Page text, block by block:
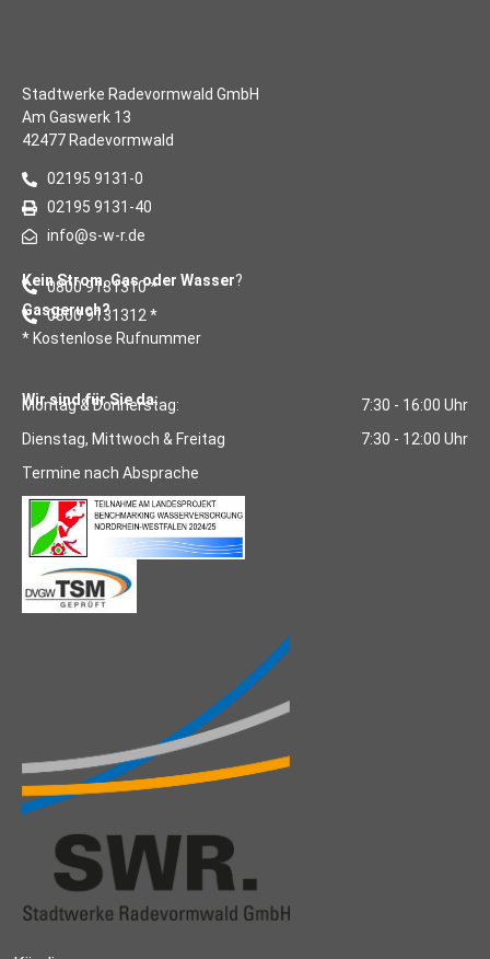
Stadtwerke Radevormwald GmbH
Am Gaswerk 13
42477 Radevormwald
02195 9131-0
02195 9131-40
info@s-w-r.de
Kein Strom, Gas oder Wasser?
0800 9131310 *
Gasgeruch?
0800 9131312 *
* Kostenlose Rufnummer
Wir sind für Sie da:
Montag & Donnerstag:
7:30 - 16:00 Uhr
Dienstag, Mittwoch & Freitag
7:30 - 12:00 Uhr
Termine nach Absprache